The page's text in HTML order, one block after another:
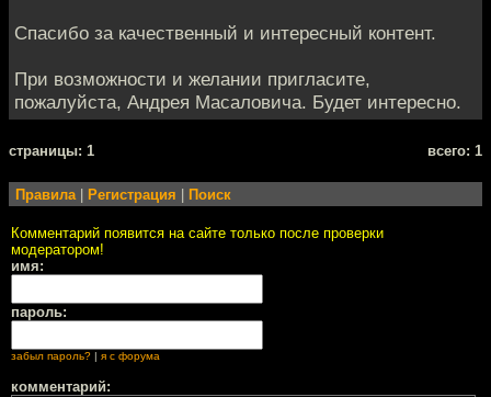
Спасибо за качественный и интересный контент.
При возможности и желании пригласите,
пожалуйста, Андрея Масаловича. Будет интересно.
cтраницы: 1 всего: 1
Правила| Регистрация Поиск
Комментарий появится на сайте только после проверки
модератором!
имя:
пароль:
забыл пароль? я с форума
комментарий: